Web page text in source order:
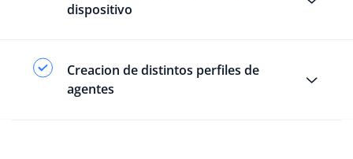
dispositivo
Creacion de distintos perfiles de
agentes